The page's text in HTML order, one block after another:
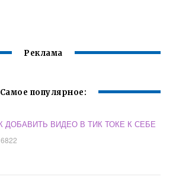
Реклама
Самое популярное:
ДОБАВИТЬ ВИДЕО В ТИК ТОКЕ К СЕБЕ
6822